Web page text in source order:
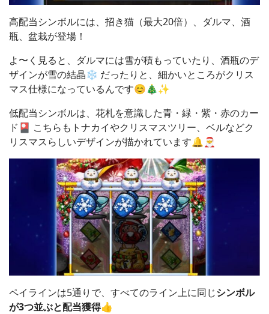
高配当シンボルには、招き猫（最大20倍）、ダルマ、酒
瓶、盆栽が登場！
よ〜く見ると、ダルマには雪が積もっていたり、酒瓶のデ
ザインが雪の結晶❄️ だったりと、細かいところがクリス
マス仕様になっているんです😊🎄✨
低配当シンボルは、花札を意識した青・緑・紫・赤のカー
ド🎴 こちらもトナカイやクリスマスツリー、ベルなどク
リスマスらしいデザインが描かれています🔔🎅
ペイラインは5通りで、すべてのライン上に同じシンボル
が3つ並ぶと配当獲得👍